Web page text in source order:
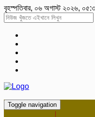
বৃহস্পতিবার, ০৬ অগাস্ট ২০২৬,
Toggle navigation